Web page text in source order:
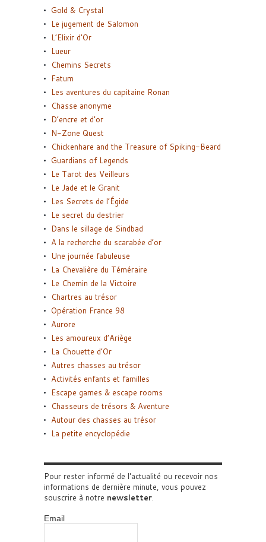
Gold & Crystal
Le jugement de Salomon
L’Elixir d’Or
Lueur
Chemins Secrets
Fatum
Les aventures du capitaine Ronan
Chasse anonyme
D’encre et d’or
N-Zone Quest
Chickenhare and the Treasure of Spiking-Beard
Guardians of Legends
Le Tarot des Veilleurs
Le Jade et le Granit
Les Secrets de l’Égide
Le secret du destrier
Dans le sillage de Sindbad
A la recherche du scarabée d’or
Une journée fabuleuse
La Chevalière du Téméraire
Le Chemin de la Victoire
Chartres au trésor
Opération France 98
Aurore
Les amoureux d’Ariège
La Chouette d’Or
Autres chasses au trésor
Activités enfants et familles
Escape games & escape rooms
Chasseurs de trésors & Aventure
Autour des chasses au trésor
La petite encyclopédie
Pour rester informé de l'actualité ou recevoir nos
informations de dernière minute, vous pouvez
souscrire à notre newsletter.
Email